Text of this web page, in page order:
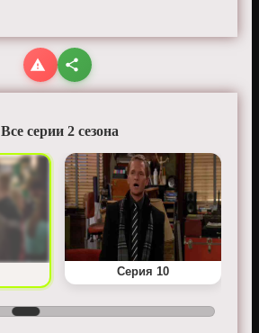
Все серии 2 сезона
Серия 10